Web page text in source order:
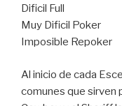
Dificil Full
Muy Dificil Poker
Imposible Repoker
Al inicio de cada
comunes que sirven